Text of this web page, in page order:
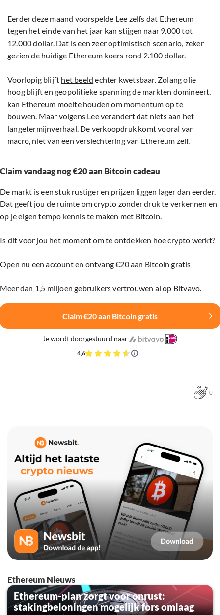
Eerder deze maand voorspelde Lee zelfs dat Ethereum
tegen het einde van het jaar kan stijgen naar 9.000 tot
12.000 dollar. Dat is een zeer optimistisch scenario, zeker
gezien de huidige Ethereum koers rond 2.100 dollar.
Voorlopig blijft het beeld echter kwetsbaar. Zolang olie
hoog blijft en geopolitieke spanning de markten domineert,
kan Ethereum moeite houden om momentum op te
bouwen. Maar volgens Lee verandert dat niets aan het
langetermijnverhaal. De verkoopdruk komt vooral van
macro, niet van een verslechtering van Ethereum zelf.
Claim vandaag nog €20 aan Bitcoin cadeau
De markt is een stuk rustiger en prijzen liggen lager dan eerder.
Dat geeft jou de ruimte om crypto zonder druk te verkennen en
op je eigen tempo kennis te maken met Bitcoin.
Is dit voor jou het moment om te ontdekken hoe crypto werkt?
Open nu een account en ontvang €20 aan Bitcoin gratis
Meer dan 1,5 miljoen gebruikers vertrouwen al op Bitvavo.
Claim €20 aan Bitcoin gratis
Je wordt doorgestuurd naar
4,6
0
Ethereum Nieuws
Ethereum-plan zorgt voor onrust:
stakingbeloningen mogelijk fors omlaag